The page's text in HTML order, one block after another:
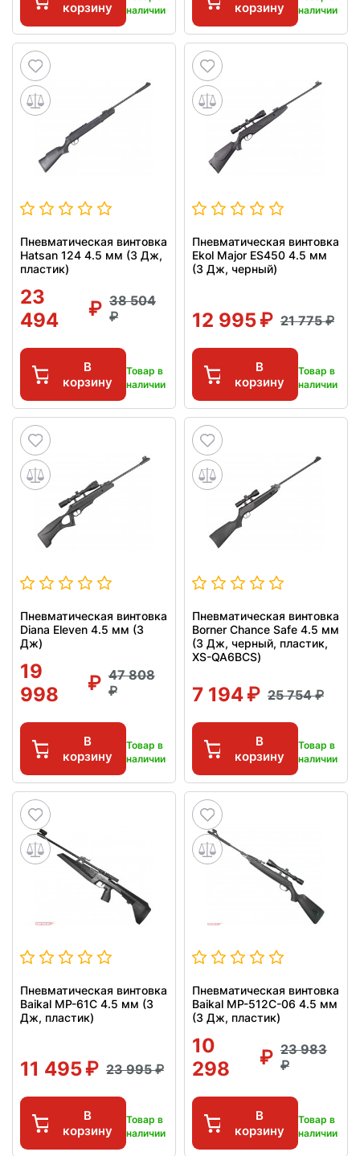
корзину
наличии
корзину
наличии
Пневматическая винтовка
Hatsan 124 4.5 мм (3 Дж,
пластик)
23
494
38 504
В
корзину
Товар в
наличии
Пневматическая винтовка
Ekol Major ES450 4.5 мм
(3 Дж, черный)
12 995 21 775
В
корзину
Товар в
наличии
Пневматическая винтовка
Diana Eleven 4.5 мм (3
Дж)
19
998
47 808
В
корзину
Товар в
наличии
Пневматическая винтовка
Borner Chance Safe 4.5 мм
(3 Дж, черный, пластик,
XS-QA6BCS)
7 194 25 754
В
корзину
Товар в
наличии
Пневматическая винтовка
Baikal МР-61С 4.5 мм (3
Дж, пластик)
11 495 23 995
В
корзину
Товар в
наличии
Пневматическая винтовка
Baikal МР-512С-06 4.5 мм
(3 Дж, пластик)
10
298
23 983
В
корзину
Товар в
наличии